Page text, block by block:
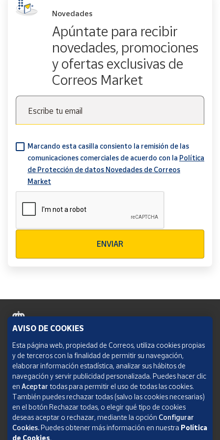
Novedades
Apúntate para recibir
novedades, promociones
y ofertas exclusivas de
Correos Market
Escribe tu email
Marcando esta casilla consiento la remisión de las
comunicaciones comerciales de acuerdo con la Política
de Protección de datos Novedades de Correos
Market
ENVIAR
Política de cookies
Aviso legal
Condiciones del servicio
Política de Privacidad Web
Informe de transparencia
SOCIEDAD ESTATAL CORREOS Y TELÉGRAFOS, S.A., S.M.E. Todos los derechos
AVISO DE COOKIES
Esta página web, propiedad de Correos, utiliza cookies propias
y de terceros con la finalidad de permitir su navegación,
elaborar información estadística, analizar sus hábitos de
navegación y servir publicidad personalizada. Puedes hacer clic
en Aceptar todas para permitir el uso de todas las cookies.
También puedes rechazar todas (salvo las cookies necesarias)
en el botón Rechazar todas, o elegir qué tipo de cookies
deseas aceptar o rechazar, mediante la opción Configurar
Cookies.Puedes obtener más información en nuestra Política
de Cookies.